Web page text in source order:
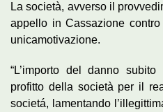
La società, avverso il
appello in Cassazione
unicamotivazione.
“L’importo del danno
profitto della società per il
societá, lamentando